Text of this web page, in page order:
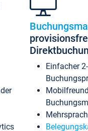
Einfacher